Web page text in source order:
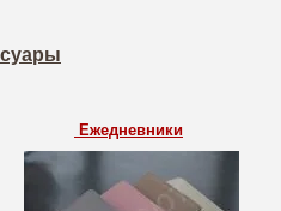
Ежедневники